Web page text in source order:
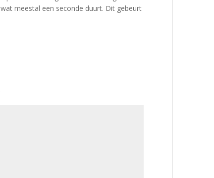
meestal een seconde duurt. Dit gebeurt